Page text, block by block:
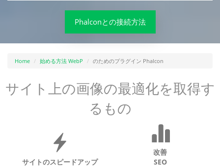
Phalconとの接続方法
Home 始める方法 WebP のためのプラグイン Phalcon
サイト上の画像の最適化を取得す
るもの
サイトのスピードアップ
改善
SEO